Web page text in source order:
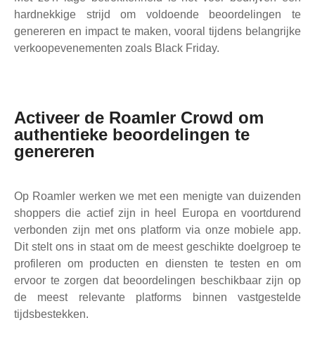
hardnekkige strijd om voldoende beoordelingen te
genereren en impact te maken, vooral tijdens belangrijke
verkoopevenementen zoals Black Friday.
Activeer de Roamler Crowd om
authentieke beoordelingen te
genereren
Op Roamler werken we met een menigte van duizenden
shoppers die actief zijn in heel Europa en voortdurend
verbonden zijn met ons platform via onze mobiele app.
Dit stelt ons in staat om de meest geschikte doelgroep te
profileren om producten en diensten te testen en om
ervoor te zorgen dat beoordelingen beschikbaar zijn op
de meest relevante platforms binnen vastgestelde
tijdsbestekken.